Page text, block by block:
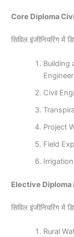
Core Diploma
सिविल इंजीनियरिंग में
Building
Civil
Project
Field
Elective Diploma
सिविल इंजीनियरिंग में
Rural